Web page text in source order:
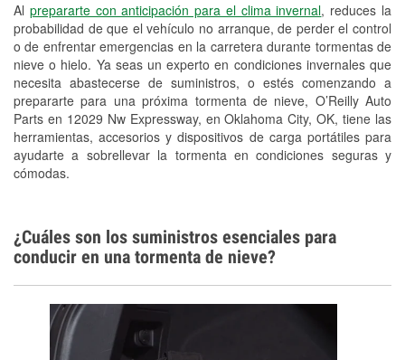
Al prepararte con anticipación para el clima invernal, reduces la
probabilidad de que el vehículo no arranque, de perder el control
o de enfrentar emergencias en la carretera durante tormentas de
nieve o hielo. Ya seas un experto en condiciones invernales que
necesita abastecerse de suministros, o estés comenzando a
prepararte para una próxima tormenta de nieve, O’Reilly Auto
Parts en 12029 Nw Expressway, en Oklahoma City, OK, tiene las
herramientas, accesorios y dispositivos de carga portátiles para
ayudarte a sobrellevar la tormenta en condiciones seguras y
cómodas.
Mangueras hidráulicas a la medida
Snowstorm Supplies
Tornado Supplies
Conoce más
¿Cuáles son los suministros esenciales para
conducir en una tormenta de nieve?